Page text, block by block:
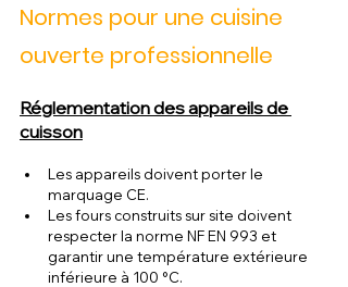
Normes pour une cuisine
ouverte professionnelle
Réglementation des appareils de
cuisson
Les appareils doivent porter le
marquage CE.
Les fours construits sur site doivent
respecter la norme NF EN 993 et
garantir une température extérieure
inférieure à 100 °C.